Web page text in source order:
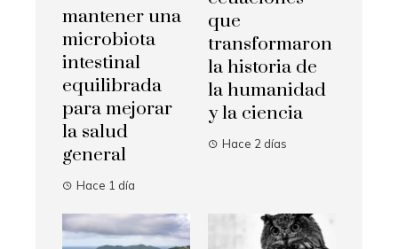
mantener una
microbiota
intestinal
equilibrada
para mejorar
la salud
general
Hace 1 día
que
transformaron
la historia de
la humanidad
y la ciencia
Hace 2 días